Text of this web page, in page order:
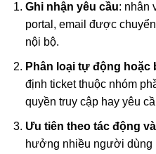
Ghi nhận yêu cầu: nhân
portal, email được
nội bộ.
Phân loại tự động hoặc
định ticket thuộc nhóm
quyền truy cập hay yêu
Ưu tiên theo tác động
hưởng nhiều người dùng